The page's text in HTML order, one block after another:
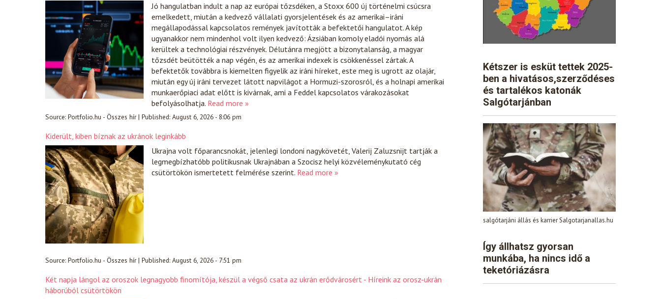
Jó hangulatban indult a nap az európai tőzsdéken, a Stoxx 600 új történelmi csúcsra
emelkedett, miután a kedvező vállalati gyorsjelentések és az amerikai–iráni
megállapodással kapcsolatos remények javították a befektetői hangulatot. A kép
ugyanakkor nem mindenhol volt ilyen kedvező: Ázsiában komoly eladói nyomás alá
kerültek a technológiai részvények. Délutánra megjött a bizonytalanság, a magyar
tőzsdét beütötték a nap végén, és az amerikai indexek is csökkenéssel zártak. A
befektetők továbbra is kiemelten figyelik az iráni híreket, este meg is ugrott az olajár,
miután egy új iráni tervezet látott napvilágot a Hormuzi-szorosról, és a holnapi amerikai
munkaerőpiaci adat előtt is kivárnak, ami a Feddel kapcsolatos várakozásokat
befolyásolhatja. Read more »
Source: Portfolio.hu - Összes hír| Published: August 6, 2026 - 8:06 pm
Kiderült, kiben bíznak az ukránok leginkább
Ukrajna volt főparancsnokát, jelenlegi londoni nagykövetét, Valerij Zaluzsnijt tartják a
legmegbízhatóbb politikusnak Ukrajnában a Szocisz helyi közvéleménykutató cég
csütörtökön ismertetett felmérése szerint. Read more »
Source: Portfolio.hu - Összes hír| Published: August 6, 2026 - 7:51 pm
Két napja lángol az oroszok legnagyobb finomítója, készül a végső csata az ukrán erődvárosért - Híreink az orosz-ukrán
háborúból csütörtökön
Kétszer is esküt tettek 2025-
ben a hivatásos,szerződéses
és tartalékos katonák
Salgótarjánban
salgótarjáni állás és karrier Salgotarjanallas.hu
Így állhatsz gyorsan
munkába, ha nincs idő a
teketóriázásra